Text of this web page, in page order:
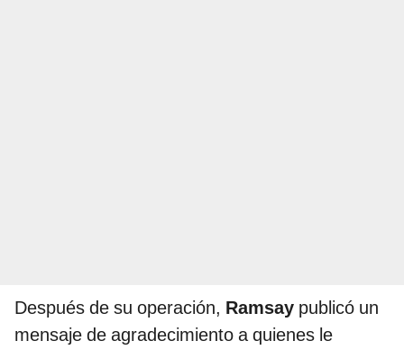
Después de su operación, Ramsay publicó un
mensaje de agradecimiento a quienes le